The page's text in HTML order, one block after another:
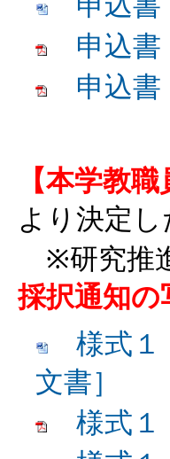
申込書
申込
【本学教職
より決定
※研究推
採択通知の
様式１
文書］
様式１